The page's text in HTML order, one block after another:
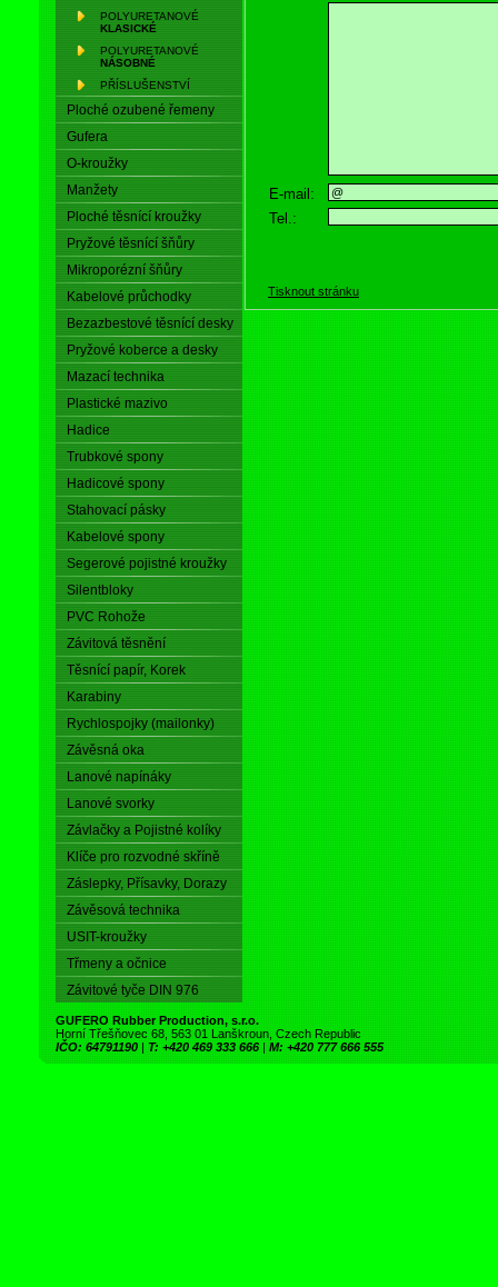
POLYURETANOVÉ
KLASICKÉ
POLYURETANOVÉ
NÁSOBNÉ
PŘÍSLUŠENSTVÍ
Ploché ozubené řemeny
Gufera
O-kroužky
Manžety
Ploché těsnící kroužky
Pryžové těsnící šňůry
Mikroporézní šňůry
Kabelové průchodky
Bezazbestové těsnící desky
Pryžové koberce a desky
Mazací technika
Plastické mazivo
Hadice
Trubkové spony
Hadicové spony
Stahovací pásky
Kabelové spony
Segerové pojistné kroužky
Silentbloky
PVC Rohože
Závitová těsnění
Těsnící papír, Korek
Karabiny
Rychlospojky (mailonky)
Závěsná oka
Lanové napínáky
Lanové svorky
Závlačky a Pojistné kolíky
Klíče pro rozvodné skříně
Záslepky, Přísavky, Dorazy
Závěsová technika
USIT-kroužky
Třmeny a očnice
Závitové tyče DIN 976
E-mail:
Tel.:
Tisknout stránku
GUFERO Rubber Production, s.r.o.
Horní Třešňovec 68, 563 01 Lanškroun, Czech Republic
IČO: 64791190 | T: +420 469 333 666 | M: +420 777 666 555